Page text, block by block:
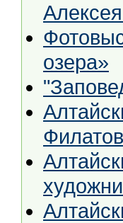
Фотовыставка «Восьминогие
озера»